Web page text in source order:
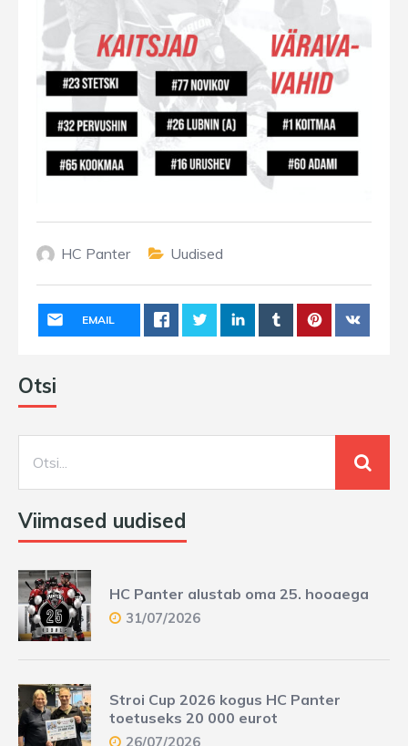
HC Panter Uudised
EMAIL
Otsi
Viimased uudised
HC Panter alustab oma 25. hooaega
31/07/2026
Stroi Cup 2026 kogus HC Panter
toetuseks 20 000 eurot
26/07/2026